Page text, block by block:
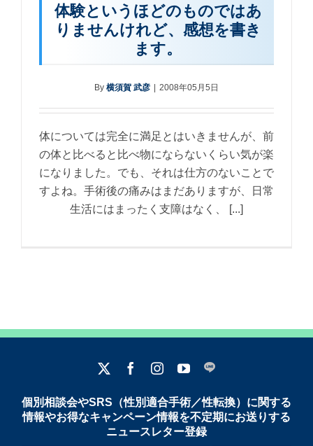
体験というほどのものではあ
りませんけれど、感想を書き
ます。
By 横須賀 武彦 | 2008年05月5日
体については完全に満足とはいきませんが、前
の体と比べると比べ物にならないくらい気が楽
になりました。でも、それは仕方のないことで
すよね。手術後の痛みはまだありますが、日常
生活にはまったく支障はなく、 [...]
個別相談会やSRS（性別適合手術／性転換）に関する
情報やお得なキャンペーン情報を不定期にお送りする
ニュースレター登録